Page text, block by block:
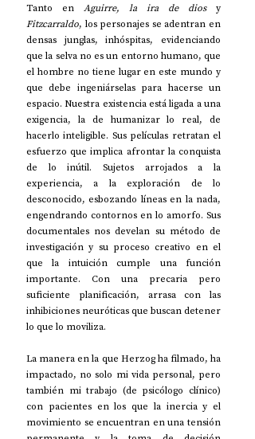
Tanto en Aguirre, la ira de dios
Fitzcarraldo, los personajes se adentran en
densas junglas, inhóspitas, evidenciando
que la selva no es un entorno humano, que
el hombre no tiene lugar en este mundo y
que debe ingeniárselas para hacerse un
espacio. Nuestra existencia está ligada a una
exigencia, la de humanizar lo real, de
hacerlo inteligible. Sus películas retratan el
esfuerzo que implica afrontar la conquista
de lo inútil. Sujetos arrojados a la
experiencia, a la exploración de lo
desconocido, esbozando líneas en la nada,
engendrando contornos en lo amorfo. Sus
documentales nos develan su método de
investigación y su proceso creativo en el
que la intuición cumple una función
importante. Con una precaria pero
suficiente planificación, arrasa con las
inhibiciones neuróticas que buscan detener
lo que lo moviliza.
La manera en la que Herzog ha filmado, ha
impactado, no solo mi vida personal, pero
también mi trabajo (de psicólogo clínico)
con pacientes en los que la inercia y el
movimiento se encuentran en una tensión